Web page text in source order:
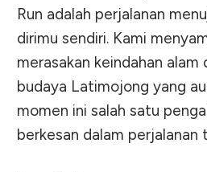
Run adalah perjalanan
dirimu sendiri. Kami
merasakan keindahan alam
budaya Latimojong yang
momen ini salah satu
berkesan dalam perjalanan